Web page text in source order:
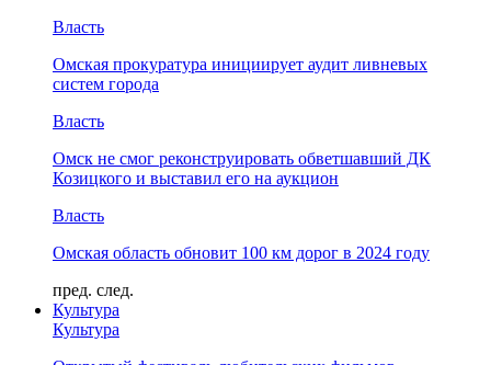
Власть
Омская прокуратура инициирует аудит ливневых
систем города
Власть
Омск не смог реконструировать обветшавший ДК
Козицкого и выставил его на аукцион
Власть
Омская область обновит 100 км дорог в 2024 году
пред. след.
Культура
Культура